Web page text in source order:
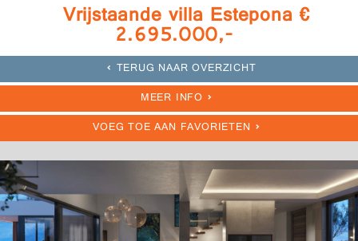
Vrijstaande villa Estepona €
2.695.000,-
TERUG NAAR OVERZICHT
MEER INFO
VOEG TOE AAN FAVORIETEN